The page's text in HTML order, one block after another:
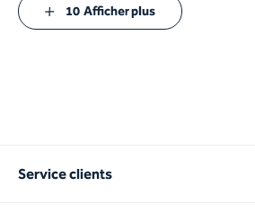
10 Afficher plus
Service clients